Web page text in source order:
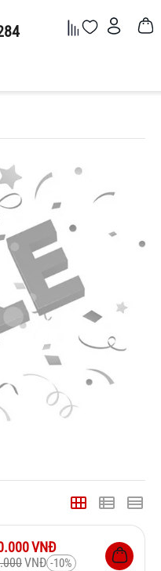
10% VNĐ
VNĐ -10%